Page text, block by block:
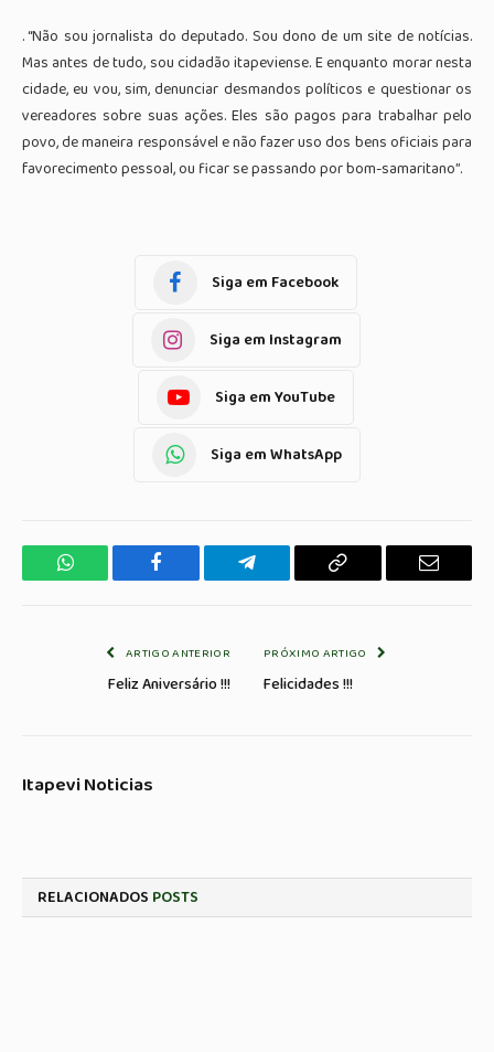
. “Não sou jornalista do deputado. Sou dono de um site de notícias.
Mas antes de tudo, sou cidadão itapeviense. E enquanto morar nesta
cidade, eu vou, sim, denunciar desmandos políticos e questionar os
vereadores sobre suas ações. Eles são pagos para trabalhar pelo
povo, de maneira responsável e não fazer uso dos bens oficiais para
favorecimento pessoal, ou ficar se passando por bom-samaritano”.
Siga em Facebook
Siga em Instagram
Siga em YouTube
Siga em WhatsApp
WhatsApp Facebook Telegrama Copiar
E-
ARTIGO ANTERIOR
Feliz Aniversário !!!
PRÓXIMO ARTIGO
Felicidades !!!
Itapevi Noticias
RELACIONADOS POSTS